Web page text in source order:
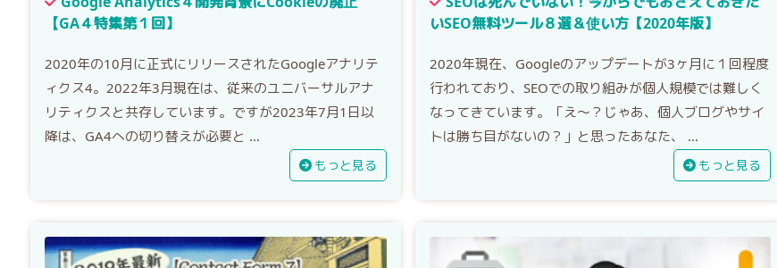
【GA４特集第１回】
2020年の10月に正式にリリースされたGoogleアナリテ
ィクス4。2022年3月現在は、従来のユニバーサルアナ
リティクスと共存しています。ですが2023年7月1日以
降は、GA4への切り替えが必要と ...
もっと見る
いSEO無料ツール８選＆使い方【2020年版】
2020年現在、Googleのアップデートが3ヶ月に１回程度
行われており、SEOでの取り組みが個人規模では難しく
なってきています。「え～？じゃあ、個人ブログやサイ
トは勝ち目がないの？」と思ったあなた、 ...
もっと見る